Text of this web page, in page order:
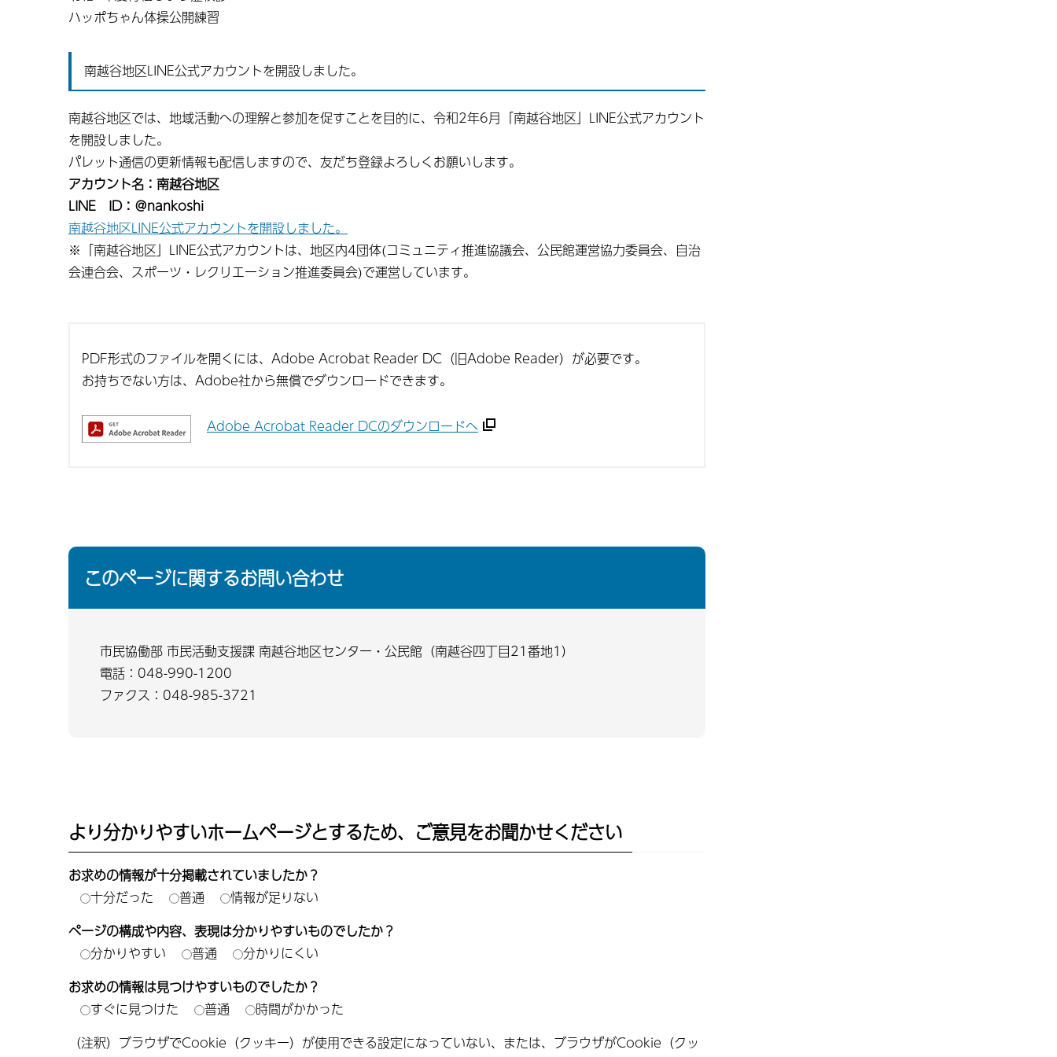
ハッポちゃん体操公開練習
南越谷地区LINE公式アカウントを開設しました。
南越谷地区では、地域活動への理解と参加を促すことを目的に、令和2年6月「南越谷地区」LINE公式アカウント
を開設しました。
パレット通信の更新情報も配信しますので、友だち登録よろしくお願いします。
アカウント名：南越谷地区
LINE ID：＠nankoshi
南越谷地区LINE公式アカウントを開設しました。
※「南越谷地区」LINE公式アカウントは、地区内4団体(コミュニティ推進協議会、公民館運営協力委員会、自治
会連合会、スポーツ・レクリエーション推進委員会)で運営しています。
PDF形式のファイルを開くには、Adobe Acrobat Reader DC（旧Adobe Reader）が必要です。
お持ちでない方は、Adobe社から無償でダウンロードできます。
Adobe Acrobat Reader DCのダウンロードへ
このページに関するお問い合わせ
市民協働部 市民活動支援課 南越谷地区センター・公民館（南越谷四丁目21番地1）
電話：048-990-1200
ファクス：048-985-3721
より分かりやすいホームページとするため、ご意見をお聞かせください
お求めの情報が十分掲載されていましたか？
十分だった
普通
情報が足りない
ページの構成や内容、表現は分かりやすいものでしたか？
分かりやすい
普通
分かりにくい
お求めの情報は見つけやすいものでしたか？
すぐに見つけた
普通
時間がかかった
（注釈）ブラウザでCookie（クッキー）が使用できる設定になっていない、または、ブラウザがCookie（クッ